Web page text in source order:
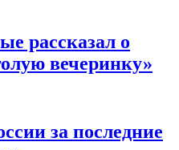
рассказал о
вечеринку»
за последние